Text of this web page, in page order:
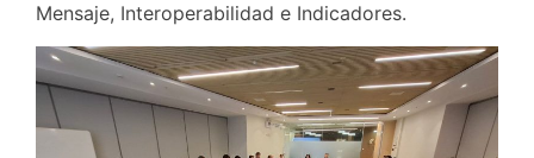
Mensaje, Interoperabilidad e Indicadores.